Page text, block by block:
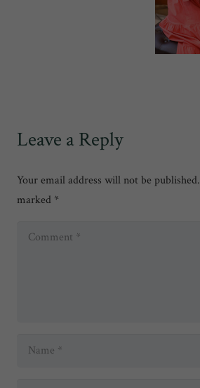
Leave a Reply
Your email address will not be published.
marked *